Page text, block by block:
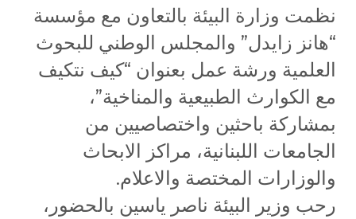
نظمت وزارة البيئة بالتعاون مع مؤسسة
“هانز زايدل” والمجلس الوطني للبحوث
العلمية ورشة عمل بعنوان “كيف نتكيف
مع الكوارث الطبيعية والمناخية”،
بمشاركة باحثين واختصاصيين من
الجامعات اللبنانية، مراكز الابحاث
والوزارات المختصة والاعلام.
رحب وزير البيئة ناصر ياسين بالحضور،